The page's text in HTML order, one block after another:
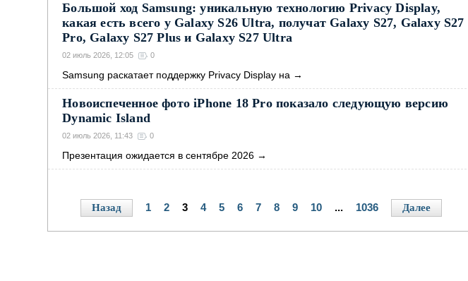
Большой ход Samsung: уникальную технологию Privacy Display,
какая есть всего у Galaxy S26 Ultra, получат Galaxy S27, Galaxy S27
Pro, Galaxy S27 Plus и Galaxy S27 Ultra
02 июль 2026, 12:05 0
Samsung раскатает поддержку Privacy Display на →
Новоиспеченное фото iPhone 18 Pro показало следующую версию
Dynamic Island
02 июль 2026, 11:43 0
Презентация ожидается в сентябре 2026 →
Назад 1 2 3 4 5 6 7 8 9 10 ... 1036 Далее